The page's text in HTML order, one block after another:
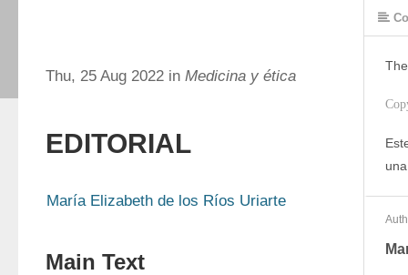
Thu, 25 Aug 2022 in Medicina y ética
EDITORIAL
María Elizabeth de los Ríos Uriarte
Main Text